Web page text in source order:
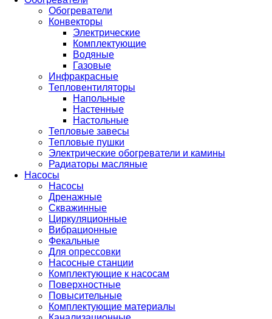
Обогреватели
Конвекторы
Электрические
Комплектующие
Водяные
Газовые
Инфракрасные
Тепловентиляторы
Напольные
Настенные
Настольные
Тепловые завесы
Тепловые пушки
Электрические обогреватели и камины
Радиаторы масляные
Насосы
Насосы
Дренажные
Скважинные
Циркуляционные
Вибрационные
Фекальные
Для опрессовки
Насосные станции
Комплектующие к насосам
Поверхностные
Повысительные
Комплектующие материалы